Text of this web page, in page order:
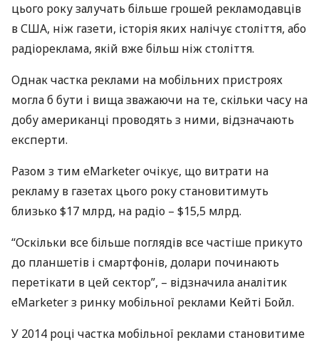
цього року залучать більше грошей рекламодавців
вСША, ніж газети, історія яких налічує століття, або
радіореклама, якій вже більш ніж століття.
Однак частка реклами на мобільних пристроях
могла б бути і вища зважаючи на те, скільки часу на
добу американці проводять з ними, відзначають
експерти.
Разом з тим eMarketer очікує, що витрати на
рекламу в газетах цього року становитимуть
близько $17 млрд, на радіо – $15,5 млрд.
“Оскільки все більше поглядів все частіше прикуто
до планшетів і смартфонів, долари починають
перетікати в цей сектор”, – відзначила аналітик
eMarketer з ринку мобільної реклами Кейті Бойл.
У 2014 році частка мобільної реклами становитиме